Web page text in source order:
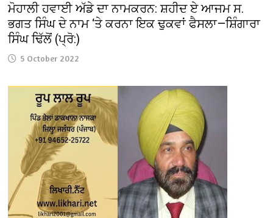
ਮੋਹਾਲੀ ਹਵਾਈ ਅੱਡੇ ਦਾ ਨਾਮਕਰਨ: ਸ਼ਹੀਦ ਏ ਆਜਮ ਸ.
ਭਗਤ ਸਿੰਘ ਦੇ ਨਾਮ ‘ਤੇ ਕਰਨਾ ਇਕ ਢੁਕਵਾਂ ਫੈਸਲਾ—ਸ਼ਿੰਗਾਰਾ
ਸਿੰਘ ਢਿੱਲੋਂ (ਪ੍ਰੋ:)
5 October 2022